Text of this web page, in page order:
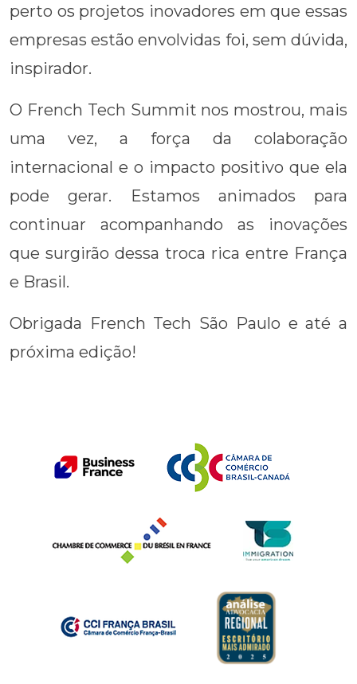
perto os projetos inovadores em que essas
empresas estão envolvidas foi, sem dúvida,
inspirador.
O French Tech Summit nos mostrou, mais
uma vez, a força da colaboração
internacional e o impacto positivo que ela
pode gerar. Estamos animados para
continuar acompanhando as inovações
que surgirão dessa troca rica entre França
e Brasil.
Obrigada French Tech São Paulo e até a
próxima edição!